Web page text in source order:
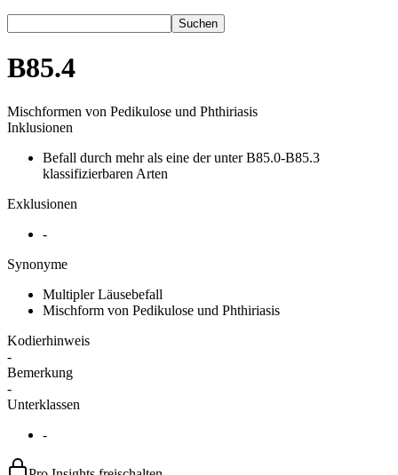
Suchen
B85.4
Mischformen von Pedikulose und Phthiriasis
Inklusionen
Befall durch mehr als eine der unter B85.0-B85.3
klassifizierbaren Arten
Exklusionen
-
Synonyme
Multipler Läusebefall
Mischform von Pedikulose und Phthiriasis
Kodierhinweis
-
Bemerkung
-
Unterklassen
-